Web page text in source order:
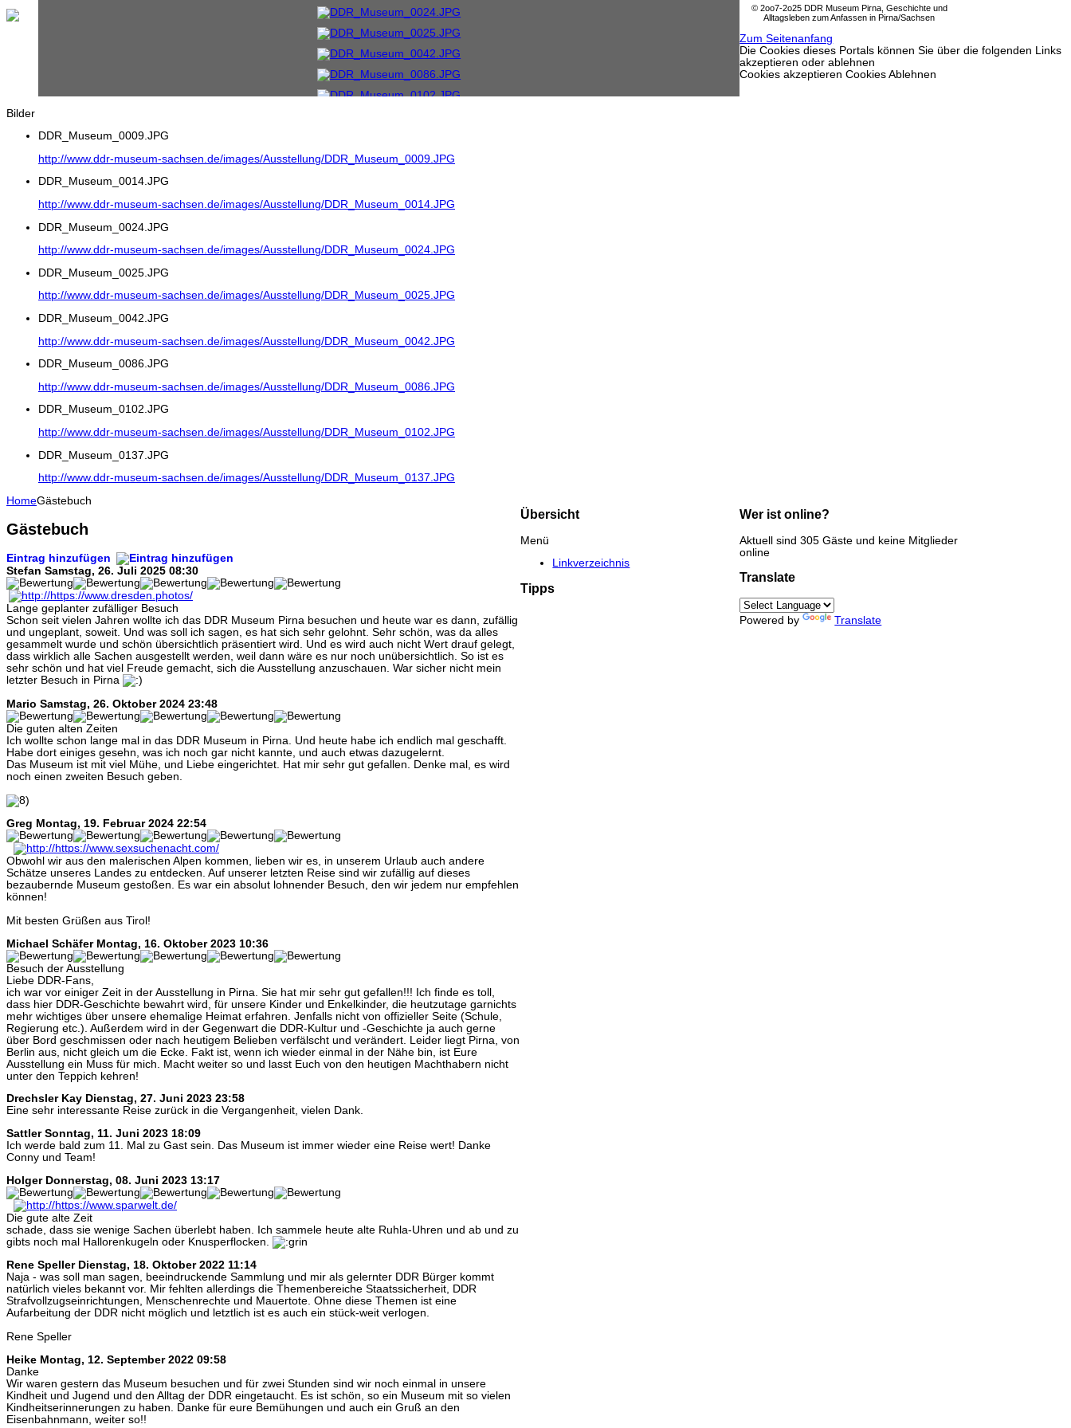
Bilder
DDR_Museum_0009.JPG
http://www.ddr-museum-sachsen.de/images/Ausstellung/DDR_Museum_0009.JPG
DDR_Museum_0014.JPG
http://www.ddr-museum-sachsen.de/images/Ausstellung/DDR_Museum_0014.JPG
DDR_Museum_0024.JPG
http://www.ddr-museum-sachsen.de/images/Ausstellung/DDR_Museum_0024.JPG
DDR_Museum_0025.JPG
http://www.ddr-museum-sachsen.de/images/Ausstellung/DDR_Museum_0025.JPG
DDR_Museum_0042.JPG
http://www.ddr-museum-sachsen.de/images/Ausstellung/DDR_Museum_0042.JPG
DDR_Museum_0086.JPG
http://www.ddr-museum-sachsen.de/images/Ausstellung/DDR_Museum_0086.JPG
DDR_Museum_0102.JPG
http://www.ddr-museum-sachsen.de/images/Ausstellung/DDR_Museum_0102.JPG
DDR_Museum_0137.JPG
http://www.ddr-museum-sachsen.de/images/Ausstellung/DDR_Museum_0137.JPG
HomeGästebuch
Gästebuch
Eintrag hinzufügen
Stefan Samstag, 26. Juli 2025 08:30
Lange geplanter zufälliger Besuch
Schon seit vielen Jahren wollte ich das DDR Museum Pirna besuchen und heute war es dann, zufällig
und ungeplant, soweit. Und was soll ich sagen, es hat sich sehr gelohnt. Sehr schön, was da alles
gesammelt wurde und schön übersichtlich präsentiert wird. Und es wird auch nicht Wert drauf gelegt,
dass wirklich alle Sachen ausgestellt werden, weil dann wäre es nur noch unübersichtlich. So ist es
sehr schön und hat viel Freude gemacht, sich die Ausstellung anzuschauen. War sicher nicht mein
letzter Besuch in Pirna
Mario Samstag, 26. Oktober 2024 23:48
Die guten alten Zeiten
Ich wollte schon lange mal in das DDR Museum in Pirna. Und heute habe ich endlich mal geschafft.
Habe dort einiges gesehn, was ich noch gar nicht kannte, und auch etwas dazugelernt.
Das Museum ist mit viel Mühe, und Liebe eingerichtet. Hat mir sehr gut gefallen. Denke mal, es wird
noch einen zweiten Besuch geben.
Greg Montag, 19. Februar 2024 22:54
Obwohl wir aus den malerischen Alpen kommen, lieben wir es, in unserem Urlaub auch andere
Schätze unseres Landes zu entdecken. Auf unserer letzten Reise sind wir zufällig auf dieses
bezaubernde Museum gestoßen. Es war ein absolut lohnender Besuch, den wir jedem nur empfehlen
können!
Mit besten Grüßen aus Tirol!
Michael Schäfer Montag, 16. Oktober 2023 10:36
Besuch der Ausstellung
Liebe DDR-Fans,
ich war vor einiger Zeit in der Ausstellung in Pirna. Sie hat mir sehr gut gefallen!!! Ich finde es toll,
dass hier DDR-Geschichte bewahrt wird, für unsere Kinder und Enkelkinder, die heutzutage garnichts
mehr wichtiges über unsere ehemalige Heimat erfahren. Jenfalls nicht von offizieller Seite (Schule,
Regierung etc.). Außerdem wird in der Gegenwart die DDR-Kultur und -Geschichte ja auch gerne
über Bord geschmissen oder nach heutigem Belieben verfälscht und verändert. Leider liegt Pirna, von
Berlin aus, nicht gleich um die Ecke. Fakt ist, wenn ich wieder einmal in der Nähe bin, ist Eure
Ausstellung ein Muss für mich. Macht weiter so und lasst Euch von den heutigen Machthabern nicht
unter den Teppich kehren!
Drechsler Kay Dienstag, 27. Juni 2023 23:58
Eine sehr interessante Reise zurück in die Vergangenheit, vielen Dank.
Sattler Sonntag, 11. Juni 2023 18:09
Ich werde bald zum 11. Mal zu Gast sein. Das Museum ist immer wieder eine Reise wert! Danke
Conny und Team!
Holger Donnerstag, 08. Juni 2023 13:17
Die gute alte Zeit
schade, dass sie wenige Sachen überlebt haben. Ich sammele heute alte Ruhla-Uhren und ab und zu
gibts noch mal Hallorenkugeln oder Knusperflocken.
Rene Speller Dienstag, 18. Oktober 2022 11:14
Naja - was soll man sagen, beeindruckende Sammlung und mir als gelernter DDR Bürger kommt
natürlich vieles bekannt vor. Mir fehlten allerdings die Themenbereiche Staatssicherheit, DDR
Strafvollzugseinrichtungen, Menschenrechte und Mauertote. Ohne diese Themen ist eine
Aufarbeitung der DDR nicht möglich und letztlich ist es auch ein stück-weit verlogen.
Rene Speller
Heike Montag, 12. September 2022 09:58
Danke
Wir waren gestern das Museum besuchen und für zwei Stunden sind wir noch einmal in unsere
Kindheit und Jugend und den Alltag der DDR eingetaucht. Es ist schön, so ein Museum mit so vielen
Kindheitserinnerungen zu haben. Danke für eure Bemühungen und auch ein Gruß an den
Eisenbahnmann, weiter so!!
Übersicht
Menü
Linkverzeichnis
Tipps
Wer ist online?
Aktuell sind 305 Gäste und keine Mitglieder
online
Translate
Powered by Translate
© 2oo7-2o25 DDR Museum Pirna, Geschichte und
Alltagsleben zum Anfassen in Pirna/Sachsen
Zum Seitenanfang
Die Cookies dieses Portals können Sie über die folgenden Links
akzeptieren oder ablehnen
Cookies akzeptieren Cookies Ablehnen